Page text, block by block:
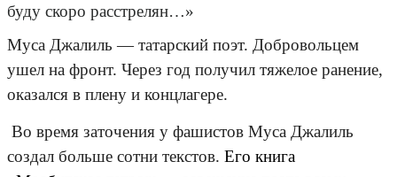
буду скоро расстрелян…»
Муса Джалиль — татарский поэт. Добровольцем
ушел на фронт. Через год получил тяжелое ранение,
оказался в плену и концлагере.
Во время заточения у фашистов Муса Джалиль
создал больше сотни текстов. Его книга